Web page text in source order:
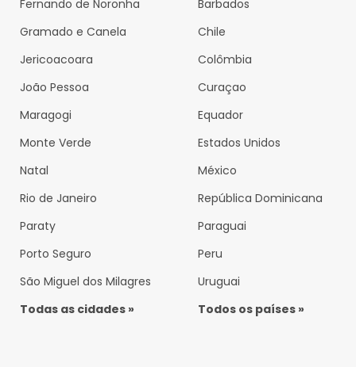
Fernando de Noronha
Gramado e Canela
Jericoacoara
João Pessoa
Maragogi
Monte Verde
Natal
Rio de Janeiro
Paraty
Porto Seguro
São Miguel dos Milagres
Todas as cidades »
Barbados
Chile
Colômbia
Curaçao
Equador
Estados Unidos
México
República Dominicana
Paraguai
Peru
Uruguai
Todos os países »